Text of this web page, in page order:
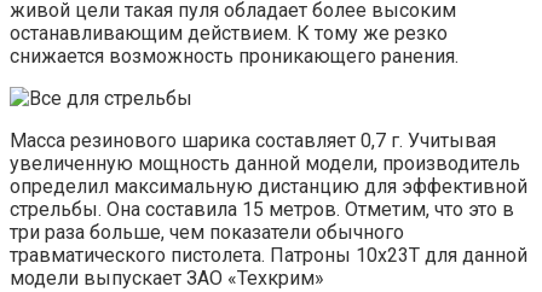
живой цели такая пуля обладает более высоким
останавливающим действием. К тому же резко
снижается возможность проникающего ранения.
Масса резинового шарика составляет 0,7 г. Учитывая
увеличенную мощность данной модели, производитель
определил максимальную дистанцию для эффективной
стрельбы. Она составила 15 метров. Отметим, что это в
три раза больше, чем показатели обычного
травматического пистолета. Патроны 10х23Т для данной
модели выпускает ЗАО «Техкрим»